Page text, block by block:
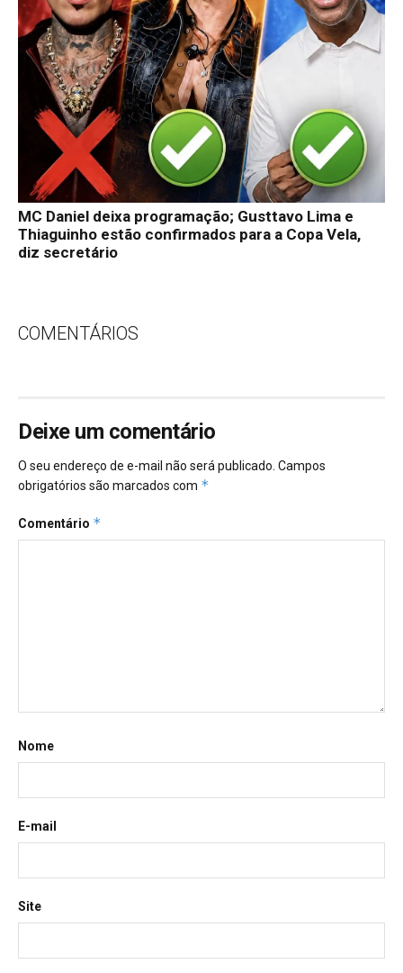
MC Daniel deixa programação; Gusttavo Lima e
Thiaguinho estão confirmados para a Copa Vela,
diz secretário
COMENTÁRIOS
Deixe um comentário
O seu endereço de e-mail não será publicado. Campos
obrigatórios são marcados com *
Comentário *
Nome
E-mail
Site